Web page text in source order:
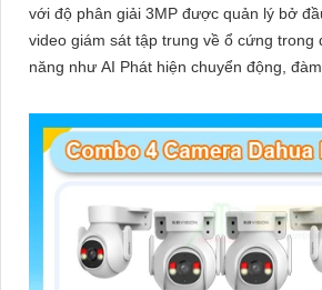
với độ phân giải 3MP được quản lý bở
video giám sát tập trung về ổ cứng
năng như AI Phát hiện chuyển động,